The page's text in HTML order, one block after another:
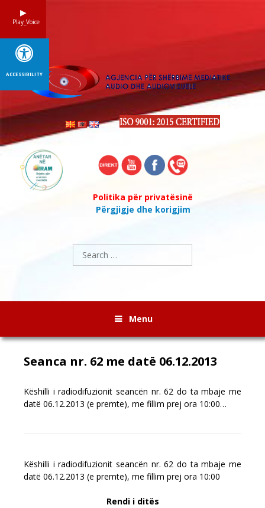
Politika për privatësinë
Përgjigje dhe korigjim
Search
for:
Menu
Seanca nr. 62 me datë 06.12.2013
Këshilli i radiodifuzionit seancën nr. 62 do ta mbaje me
datë 06.12.2013 (e premte), me fillim prej ora 10:00…
Këshilli i radiodifuzionit seancën nr. 62 do ta mbaje me
datë 06.12.2013 (e premte), me fillim prej ora 10:00
Rendi i ditës
Play_Voice
ACCESSIBILITY